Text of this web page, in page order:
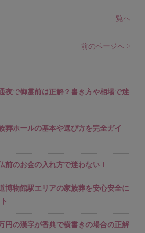
一覧へ
前のページへ >
夜で御霊前は正解？書き方や相場で迷
葬ホールの基本や選び方を完全ガイ
前のお金の入れ方で迷わない！
博物館駅エリアの家族葬を安心安全に
円の漢字が香典で横書きの場合の正解